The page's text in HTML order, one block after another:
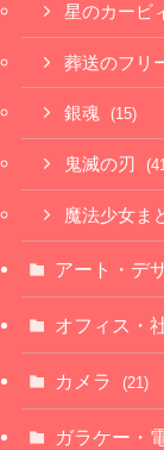
星のカービ
葬送のフリ
銀魂 (15)
鬼滅の刃
魔法少女ま
アート・デ
オフィス・
カメラ (21)
ガラケー・